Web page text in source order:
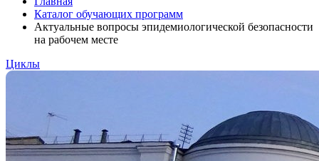
Каталог обучающих программ
Актуальные вопросы эпидемиологической безопасности
на рабочем месте
Циклы